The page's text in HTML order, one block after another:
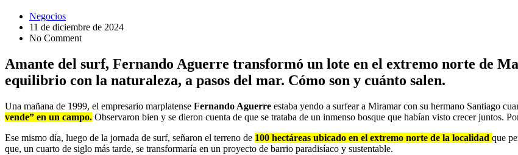
Negocios
11 de diciembre de 2024
No Comment
Amante del surf, Fernando Aguerre transformó un lote en el extremo norte de
equilibrio con la naturaleza, a pasos del mar. Cómo son y cuánto salen.
Una mañana de 1999, el empresario marplatense Fernando Aguerre estaba yendo a surfear a Miramar con su hermano Santiago
vende” en un campo. Observaron bien y se dieron cuenta de que se trataba de un inmenso bosque que habían visto crecer juntos.
Ese mismo día, luego de la jornada de surf, señaron el terreno de 100 hectáreas ubicado en el extremo norte de la localidad que
que, un cuarto de siglo más tarde, se transformaría en un proyecto de barrio paradisíaco y sustentable.